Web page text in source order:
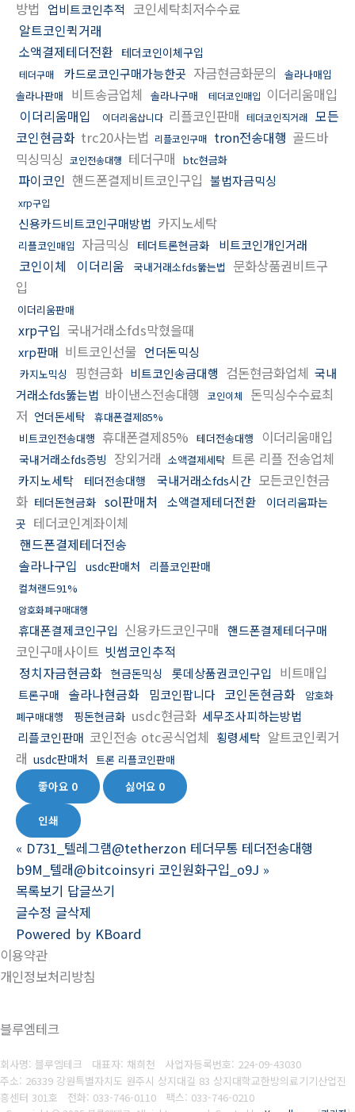
방법
업비트코인추적 코인세탁최저수수료
알트코인퀵거래
소액결제테더전환 테더코인이체구입
테더구매 카드로코인구매가능한곳 자금현금화문의
솔라나매입
솔라나판매
비트송금업체 솔라나구매 테더코인매입 이더리움매입
이더리움매입
이더리움삽니다 리플코인판매 테더코인직거래 모든
코인현금화 trc20사는법 리플코인구매 tron전송대행 골드바
믹싱믹싱 코인전송대행 테더구매 btc현금화
파이코인 핸드폰결제비트코인구입 불법자금믹싱
xrp구입
신용카드비트코인구매방법 카지노세탁
리플코인매입 자금믹싱 테더트론현금화 비트코인개인거래
코인이체 이더리움 국내거래소fds뚫는법
문화상품권비트구
입
이더리움판매
xrp구입 국내거래소fds막혔을때
xrp판매 비트코인선물 언더돈믹싱
카지노믹싱 핑현금화 비트코인송금대행 검돈현금화업체 국내
거래소fds뚫는법 바이낸스전송대행 코인이체
돈믹싱수수료최
저 언더돈세탁
휴대폰결제85%
비트코인전송대행 휴대폰결제85% 테더전송대행 이더리움매입
국내거래소fds증빙 장외거래 소액결제세탁 트론 리플 전송업체
카지노세탁 테더전송대행 국내거래소fds시간 모든코인현금
화 테더돈현금화 sol판매처 소액결제테더전환
이더리움파는
곳 테더코인계좌이체
핸드폰결제테더전송
솔라나구입 usdc판매처 리플코인판매
컬쳐랜드91%
암호화폐구매대행
휴대폰결제코인구입 신용카드코인구매 핸드폰결제테더구매
코인구매사이트 빗썸코인추적
정치자금현금화 현금돈믹싱 롯데상품권코인구입 비트매입
트론구매 솔라나현금화 밈코인팝니다 코인돈현금화
암호화
폐구매대행
핑돈현금화 usdc현금화 세무조사피하는방법
리플코인판매 코인전송 otc공식업체 횡령세탁 알트코인퀵거
래 usdc판매처 트론 리플코인판매
좋아요 0 싫어요 0
인쇄
« D731_텔레그램@tetherzon 테더무통 테더전송대행
b9M_텔래@bitcoinsyri 코인원화구입_o9J »
목록보기 답글쓰기
글수정 글삭제
Powered by KBoard
이용약관
개인정보처리방침
블루엠테크
회사명: 블루엠테크 대표자: 채희천 사업자등록번호: 224-09-43030
주소: 26339 강원특별자치도 원주시 상지대길 83 상지대학교한방의료기기산업진
흥센터 301호 전화: 033-746-0110 팩스: 033-746-0210